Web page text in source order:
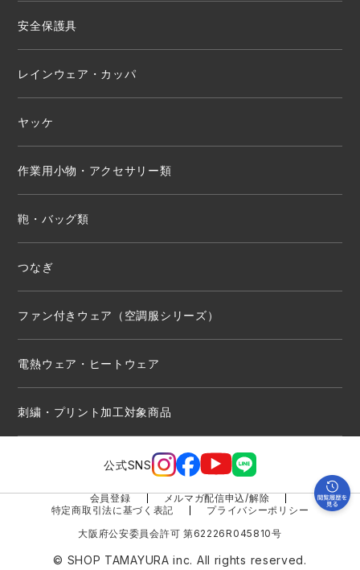
安全保護具
レインウェア・カッパ
ヤッケ
作業用小物・アクセサリー類
鞄・バッグ類
つなぎ
ファン付きウェア（空調服シリーズ）
電熱ウェア・ヒートウェア
刺繍・プリント加工対象商品
公式SNS
会員登録
メルマガ配信申込/解除
特定商取引法に基づく表記
プライバシーポリシー
大阪府公安委員会許可 第62226R045810号
© SHOP TAMAYURA inc. All rights reserved.